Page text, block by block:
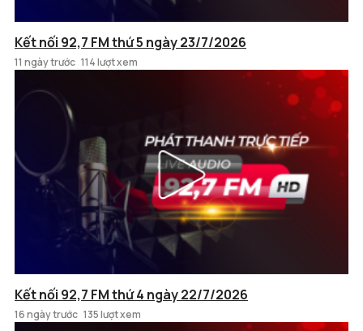
Kết nối 92,7 FM thứ 5 ngày 23/7/2026
11 ngày trước 114 lượt xem
Kết nối 92,7 FM thứ 4 ngày 22/7/2026
16 ngày trước 135 lượt xem